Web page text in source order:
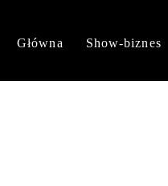
Główna Show-biznes